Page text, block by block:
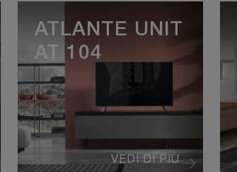
VEDI DI PIÙ
ATLANTE UNIT
AT 104